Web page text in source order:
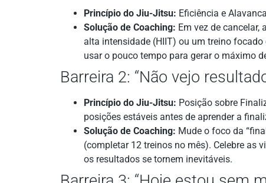
Princípio do Jiu-Jitsu: Eficiência e
Solução de Coaching: Em vez de
alta intensidade (HIIT) ou um treino
usar o pouco tempo para gerar o máximo
Barreira 2: “Não vejo
Princípio do Jiu-Jitsu: Posição sobre
posições estáveis antes de aprender a
Solução de Coaching: Mude o foco da
(completar 12 treinos no mês). Celebre as
os resultados se tornem inevitáveis.